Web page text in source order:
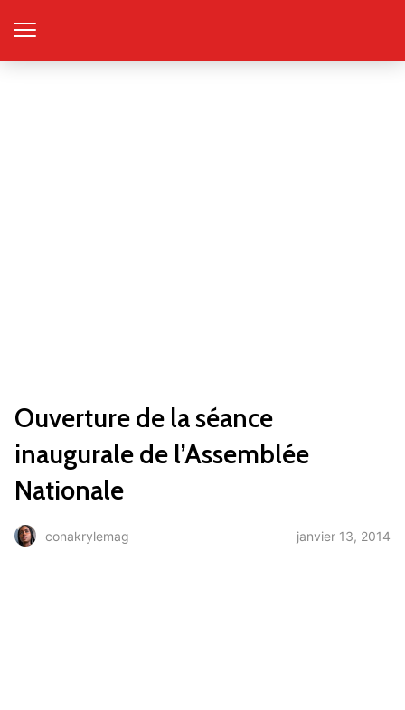
Ouverture de la séance
inaugurale de l’Assemblée
Nationale
conakrylemag janvier 13, 2014